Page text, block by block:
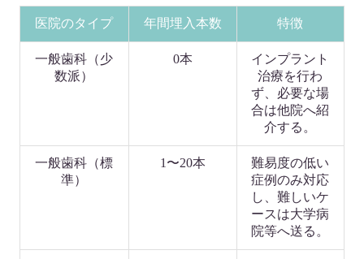
医院のタイプ 年間埋入本数 特徴
一般歯科（少
数派）
0本
インプラント
治療を行わ
ず、必要な場
合は他院へ紹
介する。
一般歯科（標
準）
1〜20本
難易度の低い
症例のみ対応
し、難しいケ
ースは大学病
院等へ送る。